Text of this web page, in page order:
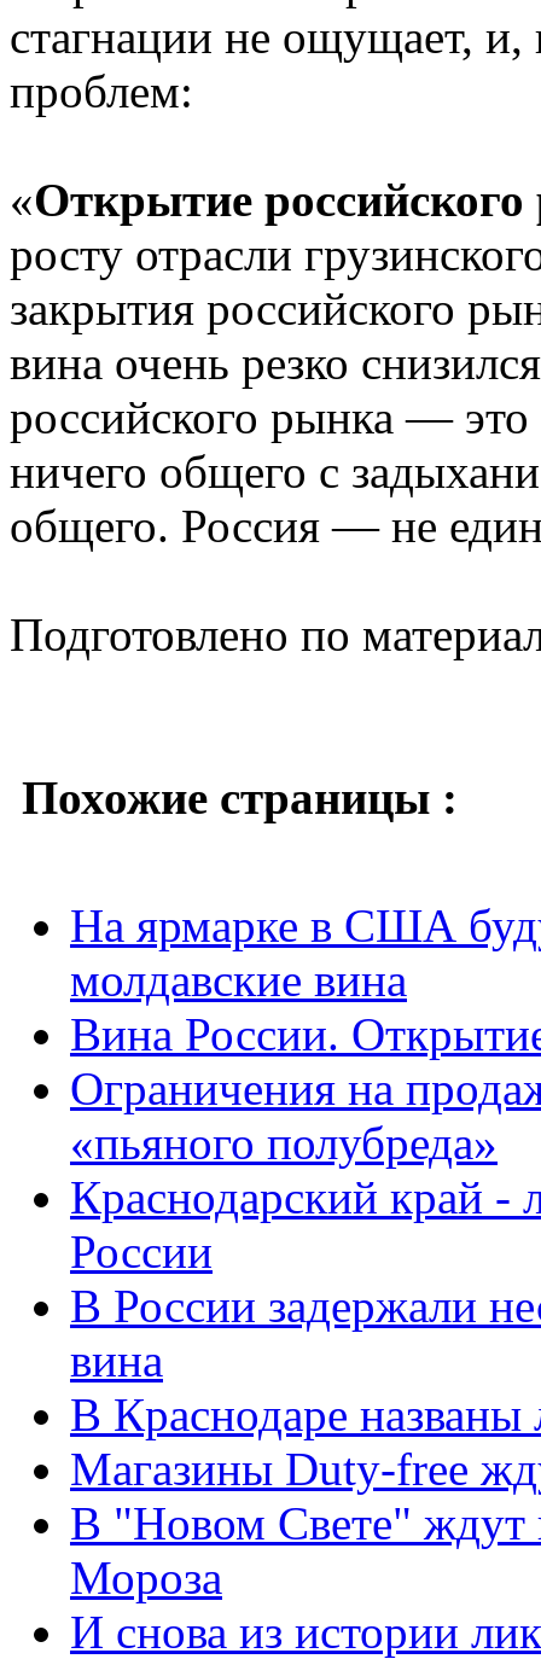
стагнации не ощущает,
проблем:
«Открытие
росту отрасли
закрытия российского
вина очень резко
российского рынка —
ничего общего с
общего. Россия — не
Подготовлено по
Похожие страницы :
На ярмарке в США
молдавские вина
Вина России.
Ограничения на
«пьяного полубреда»
Краснодарский край -
России
В России задержали
вина
В Краснодаре
Магазины Duty-free
В "Новом Свете" ждут
Мороза
И снова из истории